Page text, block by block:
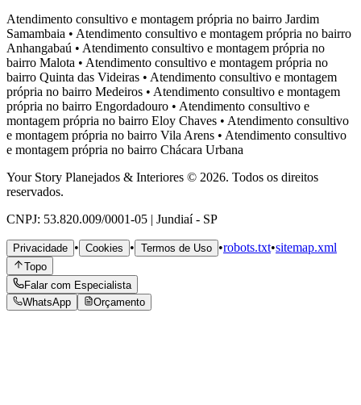
Atendimento consultivo e montagem própria no bairro Jardim
Samambaia • Atendimento consultivo e montagem própria no bairro
Anhangabaú • Atendimento consultivo e montagem própria no
bairro Malota • Atendimento consultivo e montagem própria no
bairro Quinta das Videiras • Atendimento consultivo e montagem
própria no bairro Medeiros • Atendimento consultivo e montagem
própria no bairro Engordadouro • Atendimento consultivo e
montagem própria no bairro Eloy Chaves • Atendimento consultivo
e montagem própria no bairro Vila Arens • Atendimento consultivo
e montagem própria no bairro Chácara Urbana
Your Story Planejados & Interiores © 2026. Todos os direitos
reservados.
CNPJ: 53.820.009/0001-05 | Jundiaí - SP
Privacidade • Cookies • Termos de Uso •robots.txt•sitemap.xml
Topo
Falar com Especialista
WhatsApp
Orçamento